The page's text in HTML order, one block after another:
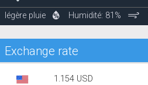
légère pluie Humidité: 81%
Exchange rate
1.154 USD